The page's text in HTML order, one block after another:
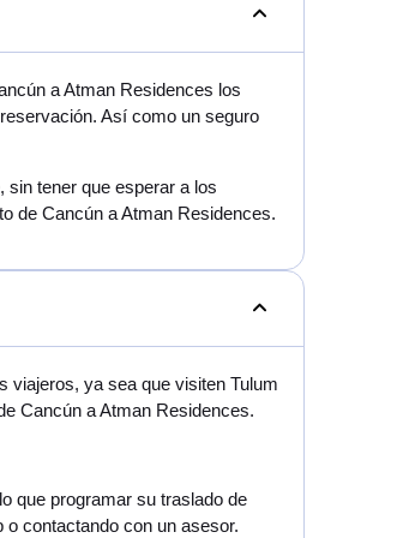
a Atman Residences los
Así como un seguro
tener que esperar a los
de Cancún a Atman Residences.
viajeros, ya sea que visiten Tulum
Cancún a Atman Residences.
que programar su traslado de
contactando con un asesor.